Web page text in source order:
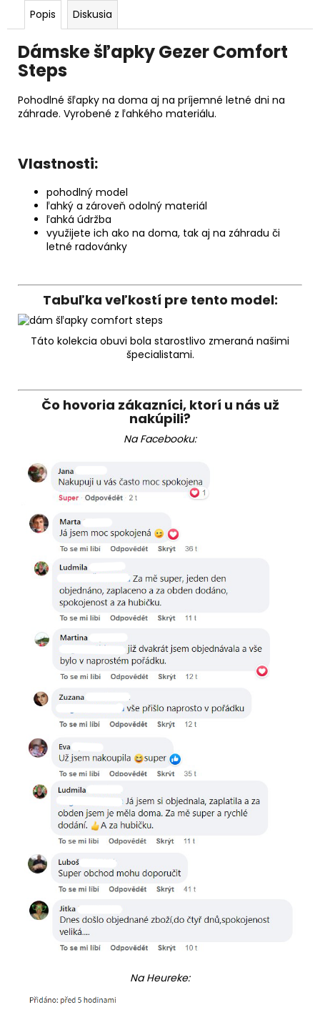
Popis Diskusia
Dámske šľapky Gezer Comfort
Steps
Pohodlné šľapky na doma aj na príjemné letné dni na
záhrade. Vyrobené z ľahkého materiálu.
Vlastnosti:
pohodlný model
ľahký a zároveň odolný materiál
ľahká údržba
využijete ich ako na doma, tak aj na záhradu či
letné radovánky
Tabuľka veľkostí pre tento model:
Táto kolekcia obuvi bola starostlivo zmeraná našimi
špecialistami.
Čo hovoria zákazníci, ktorí u nás už
nakúpili?
Na Facebooku:
Na Heureke: